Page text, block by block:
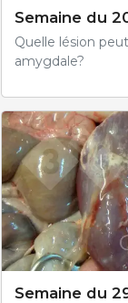
Semaine du
Quelle lésion
amygdale?
Semaine du